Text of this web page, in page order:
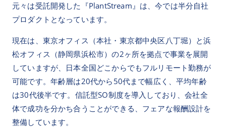
元々は受託開発した『PlantStream』は、今では半分自社
プロダクトとなっています。
現在は、東京オフィス（本社・東京都中央区八丁堀）と浜
松オフィス（静岡県浜松市）の2ヶ所を拠点で事業を展開
していますが、日本全国どこからでもフルリモート勤務が
可能です。年齢層は20代から50代まで幅広く、平均年齢
は30代後半です。信託型SO制度を導入しており、会社全
体で成功を分かち合うことができる、フェアな報酬設計を
整備しています。